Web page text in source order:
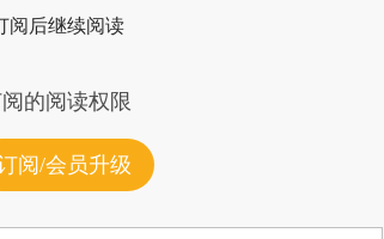
阅后继续阅读
的阅读权限
阅/会员升级